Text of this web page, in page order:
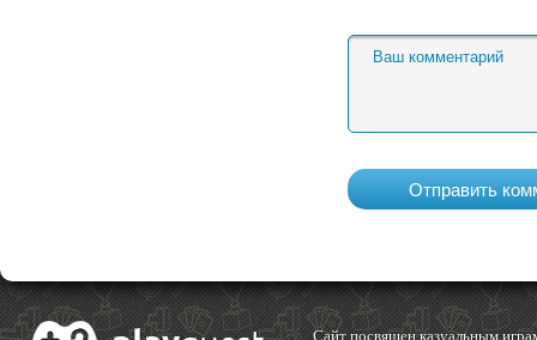
Cайт посвящен казуальным